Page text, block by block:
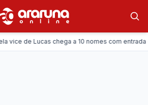
de Lucas chega a 10 nomes com entrada da